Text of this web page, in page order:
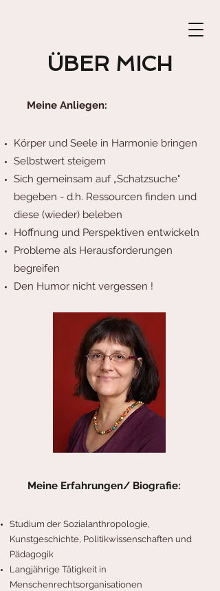
ÜBER MICH
Meine Anliegen:
Körper und Seele in Harmonie bringen
Selbstwert steigern
Sich gemeinsam auf „Schatzsuche"
begeben - d.h. Ressourcen finden und
diese (wieder) beleben
Hoffnung und Perspektiven entwickeln
Probleme als Herausforderungen
begreifen
Den Humor nicht vergessen !
Meine Erfahrungen/ Biografie:
Studium der Sozialanthropologie,
Kunstgeschichte, Politikwissenschaften und
Pädagogik
Langjährige Tätigkeit in
Menschenrechtsorganisationen